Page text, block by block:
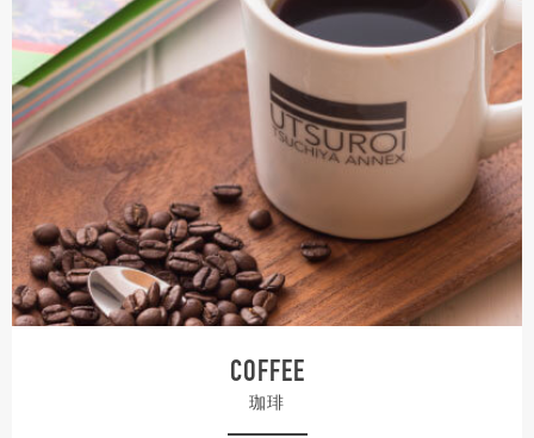
COFFEE
珈琲